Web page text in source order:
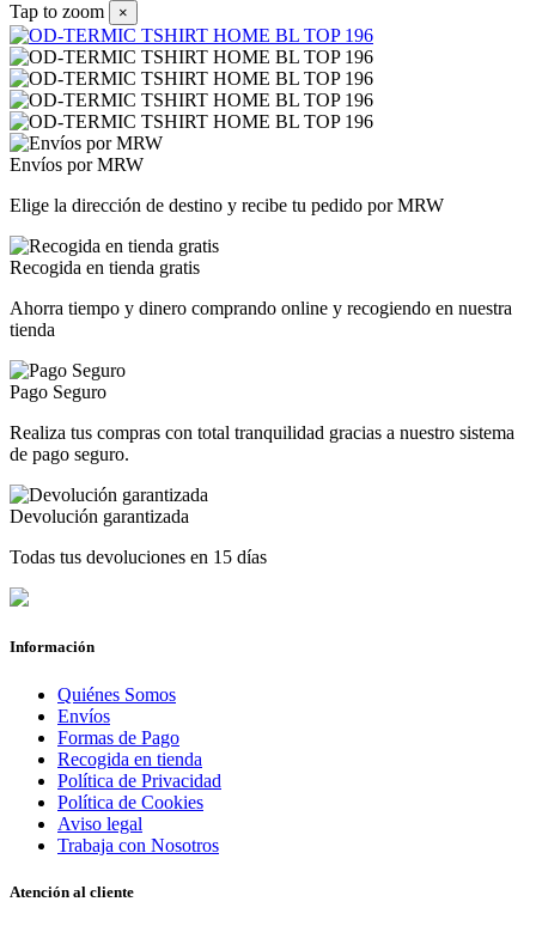
Tap to zoom ×
Envíos por MRW
Elige la dirección de destino y recibe tu pedido por MRW
Recogida en tienda gratis
Ahorra tiempo y dinero comprando online y recogiendo en nuestra
tienda
Pago Seguro
Realiza tus compras con total tranquilidad gracias a nuestro sistema
de pago seguro.
Devolución garantizada
Todas tus devoluciones en 15 días
Información
Quiénes Somos
Envíos
Formas de Pago
Recogida en tienda
Política de Privacidad
Política de Cookies
Aviso legal
Trabaja con Nosotros
Atención al cliente